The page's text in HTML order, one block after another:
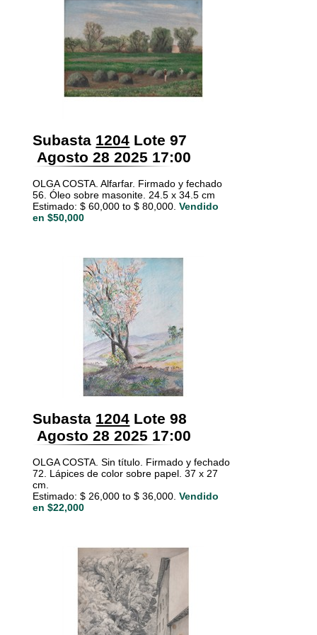
Subasta 1204 Lote 97
Agosto 28 2025 17:00
OLGA COSTA. Alfarfar. Firmado y fechado
56. Óleo sobre masonite. 24.5 x 34.5 cm
Estimado: $ 60,000 to $ 80,000. Vendido
en $50,000
Subasta 1204 Lote 98
Agosto 28 2025 17:00
OLGA COSTA. Sin título. Firmado y fechado
72. Lápices de color sobre papel. 37 x 27
cm.
Estimado: $ 26,000 to $ 36,000. Vendido
en $22,000